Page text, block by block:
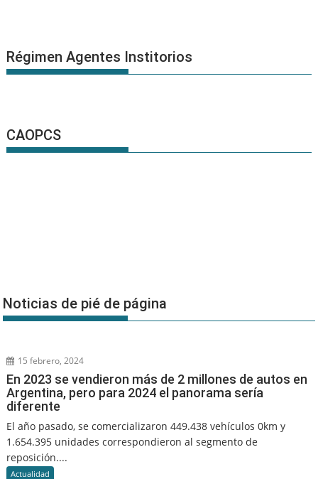
Régimen Agentes Institorios
CAOPCS
Noticias de pié de página
15 febrero, 2024
En 2023 se vendieron más de 2 millones de autos en
Argentina, pero para 2024 el panorama sería
diferente
El año pasado, se comercializaron 449.438 vehículos 0km y
1.654.395 unidades correspondieron al segmento de
reposición....
Actualidad